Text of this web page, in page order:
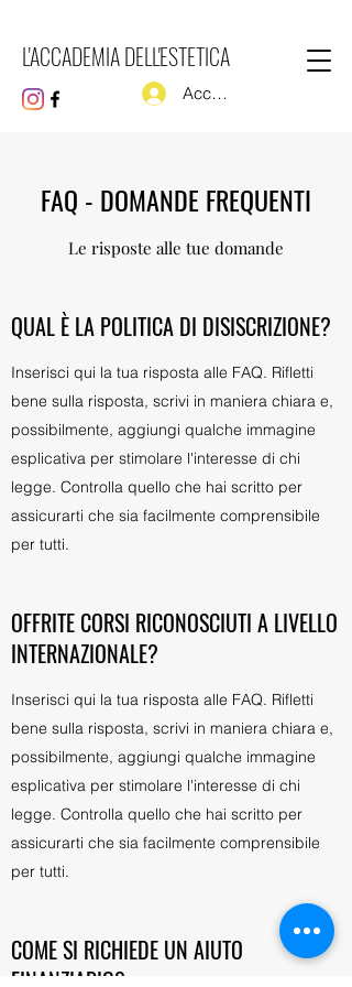
L'ACCADEMIA DELL'ESTETICA
Accedi
FAQ - DOMANDE FREQUENTI
Le risposte alle tue domande
QUAL È LA POLITICA DI DISISCRIZIONE?
Inserisci qui la tua risposta alle FAQ. Rifletti
bene sulla risposta, scrivi in maniera chiara e,
possibilmente, aggiungi qualche immagine
esplicativa per stimolare l'interesse di chi
legge. Controlla quello che hai scritto per
assicurarti che sia facilmente comprensibile
per tutti.
OFFRITE CORSI RICONOSCIUTI A LIVELLO
INTERNAZIONALE?
Inserisci qui la tua risposta alle FAQ. Rifletti
bene sulla risposta, scrivi in maniera chiara e,
possibilmente, aggiungi qualche immagine
esplicativa per stimolare l'interesse di chi
legge. Controlla quello che hai scritto per
assicurarti che sia facilmente comprensibile
per tutti.
COME SI RICHIEDE UN AIUTO
FINANZIARIO?